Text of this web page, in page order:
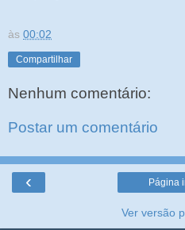
às 00:02
Compartilhar
Nenhum comentário:
Postar um comentário
‹ Página
Ver versão